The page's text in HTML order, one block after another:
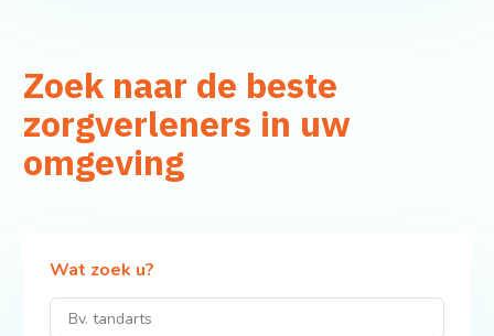
Zoek naar de beste
zorgverleners in uw
omgeving
Wat zoek u?